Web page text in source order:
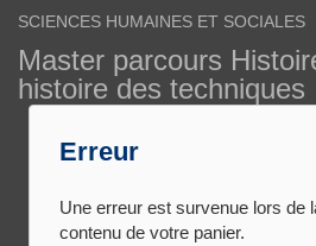
SCIENCES HUMAINES ET SOCIALES
Master parcours
histoire des techniques
Erreur
Une erreur est survenue lors de
contenu de votre panier.